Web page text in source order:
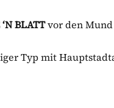
BLATTvor den
Typ mit